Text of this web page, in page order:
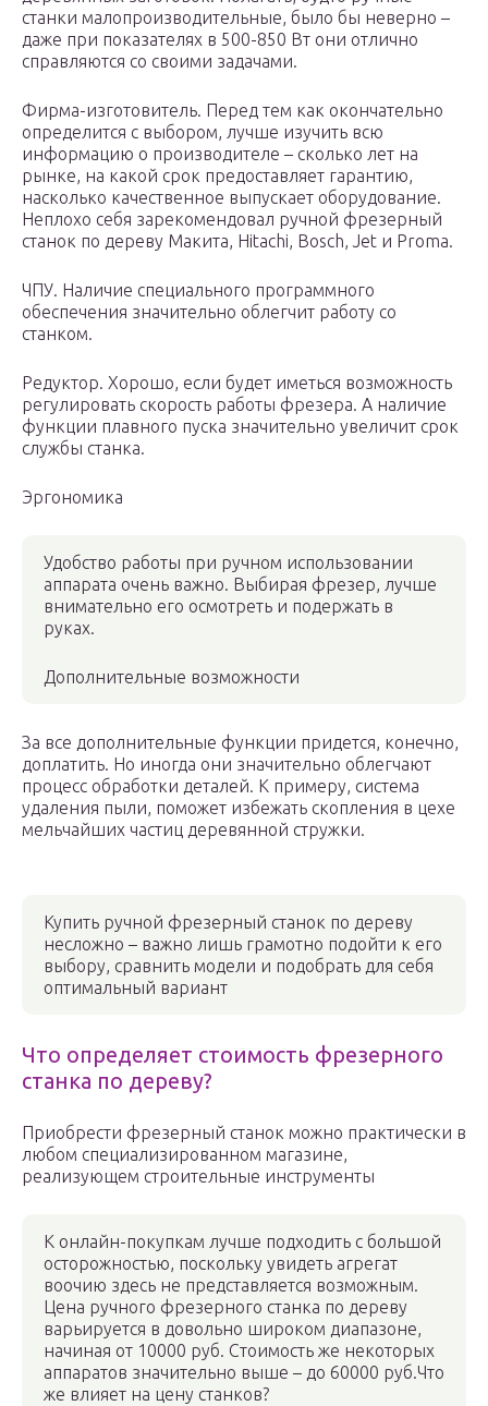
станки малопроизводительные, было бы неверно –
даже при показателях в 500-850 Вт они отлично
справляются со своими задачами.
Фирма-изготовитель. Перед тем как окончательно
определится с выбором, лучше изучить всю
информацию о производителе – сколько лет на
рынке, на какой срок предоставляет гарантию,
насколько качественное выпускает оборудование.
Неплохо себя зарекомендовал ручной фрезерный
станок по дереву Макита, Hitachi, Bosch, Jet и Proma.
ЧПУ. Наличие специального программного
обеспечения значительно облегчит работу со
станком.
Редуктор. Хорошо, если будет иметься возможность
регулировать скорость работы фрезера. А наличие
функции плавного пуска значительно увеличит срок
службы станка.
Эргономика
Удобство работы при ручном использовании
аппарата очень важно. Выбирая фрезер, лучше
внимательно его осмотреть и подержать в
руках.
Дополнительные возможности
За все дополнительные функции придется, конечно,
доплатить. Но иногда они значительно облегчают
процесс обработки деталей. К примеру, система
удаления пыли, поможет избежать скопления в цехе
мельчайших частиц деревянной стружки.
Купить ручной фрезерный станок по дереву
несложно – важно лишь грамотно подойти к его
выбору, сравнить модели и подобрать для себя
оптимальный вариант
Что определяет стоимость фрезерного
станка по дереву?
Приобрести фрезерный станок можно практически в
любом специализированном магазине,
реализующем строительные инструменты
К онлайн-покупкам лучше подходить с большой
осторожностью, поскольку увидеть агрегат
воочию здесь не представляется возможным.
Цена ручного фрезерного станка по дереву
варьируется в довольно широком диапазоне,
начиная от 10000 руб. Стоимость же некоторых
аппаратов значительно выше – до 60000 руб.Что
же влияет на цену станков?